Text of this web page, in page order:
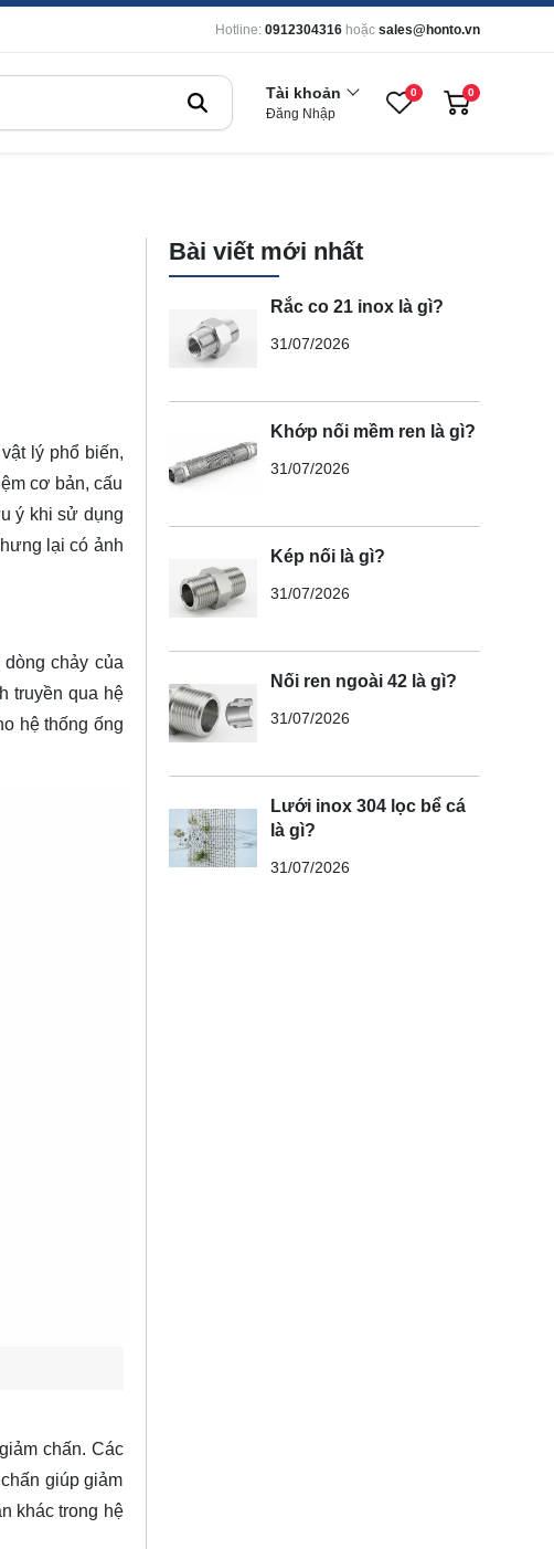
Hotline: 0912304316 hoặc sales@honto.vn
Tài khoản
Đăng Nhập
0 0
lý phổ biến,
cơ bản, cấu
ý khi sử dụng
lại có ảnh
chảy của
truyền qua hệ
hệ thống ống
chấn. Các
giúp giảm
khác trong hệ
Bài viết mới nhất
Rắc co 21 inox là gì?
31/07/2026
Khớp nối mềm ren là gì?
31/07/2026
Kép nối là gì?
31/07/2026
Nối ren ngoài 42 là gì?
31/07/2026
Lưới inox 304 lọc bể cá
là gì?
31/07/2026